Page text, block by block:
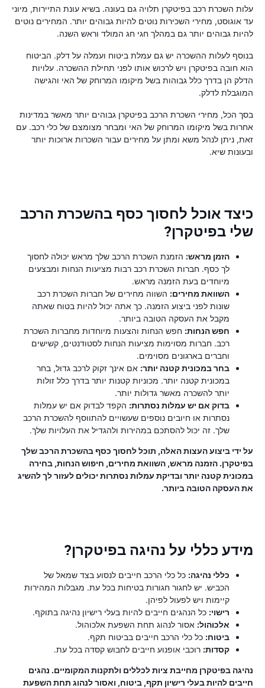
עלות השכרת רכב בפיטקרן תלויה גם בעונה. בשיא עונת התיירות, מיוני
עד אוגוסט, מחירי השכירות נוטים להיות גבוהים יותר. המחירים נוטים
להיות גבוהים יותר גם במהלך חגי חג המולד וראש השנה.
בנוסף לעלות ההשכרה יש גם עמלת ביטוח ועמלה על דלק. הביטוח
הוא חובה בפיטקרן ויש לרכוש אותו לפני תחילת ההשכרה. עלויות
הדלק הן בדרך כלל גבוהות בשל מיקומו המרוחק של האי והגישה
המוגבלת לדלק.
בסך הכל, מחירי השכרת הרכב בפיטקרן גבוהים יותר מאשר במדינות
אחרות בשל מיקומו המרוחק של האי ומבחר מצומצם של כלי רכב. עם
זאת, ניתן לנהל משא ומתן על מחירים עבור השכרות ארוכות יותר
ובעונות שיא.
כיצד אוכל לחסוך כסף בהשכרת הרכב
שלי בפיטקרן?
הזמן מראש: הזמנת השכרת הרכב שלך מראש יכולה לחסוך
לך כסף. חברות השכרת רכב רבות מציעות הנחות ומבצעים
מיוחדים בעת הזמנה מראש.
השוואת מחירים: השווה מחירים של חברות השכרת רכב
שונות לפני ביצוע הזמנה. כך אתה יכול להיות בטוח שאתה
מקבל את העסקה הטובה ביותר.
חפש הנחות: חפש הנחות והצעות מיוחדות מחברות השכרת
רכב. חברות מסוימות מציעות הנחות לסטודנטים, קשישים
וחברים בארגונים מסוימים.
בחר במכונית קטנה יותר: אם אינך זקוק לרכב גדול, בחר
במכונית קטנה יותר. מכוניות קטנות יותר בדרך כלל זולות
יותר להשכרה מאשר גדולות יותר.
בדוק אם יש עמלות נסתרות: הקפד לבדוק אם יש עמלות
נסתרות או חיובים נוספים שעשויים להתווסף להשכרת הרכב
שלך. זה יכול להסתכם במהירות ולהגדיל את העלויות שלך.
על ידי ביצוע העצות האלה, תוכל לחסוך כסף בהשכרת הרכב שלך
בפיטקרן. הזמנה מראש, השוואת מחירים, חיפוש הנחות, בחירה
במכונית קטנה יותר ובדיקת עמלות נסתרות יכולים לעזור לך להשיג
את העסקה הטובה ביותר.
מידע כללי על נהיגה בפיטקרן?
כללי נהיגה: כל כלי הרכב חייבים לנסוע בצד שמאל של
הכביש. יש לחגור חגורות בטיחות בכל עת. מגבלות המהירות
קיימות ויש לפעול לפיהן.
רישוי: כל הנהגים חייבים להיות בעלי רישיון נהיגה בתוקף.
אלכוהול: אסור לנהוג תחת השפעת אלכוהול.
ביטוח: כל כלי הרכב חייבים בביטוח תקף.
קסדות: רוכבי אופנוע חייבים לחבוש קסדה בכל עת.
נהיגה בפיטקרן מחייבת ציות לכללים ולתקנות המקומיים. נהגים
חייבים להיות בעלי רישיון תקף, ביטוח, ואסור לנהוג תחת השפעת